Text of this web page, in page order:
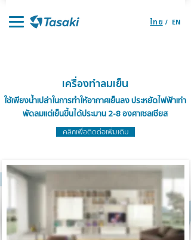
ไทย / EN
เครื่องทำลมเย็น
ใช้เพียงน้ำเปล่าในการทำให้อากาศเย็นลง ประหยัดไฟฟ้าเท่า
พัดลมแต่เย็นขึ้นได้ประมาน 2-8 องศาเซลเซียส
คลิกเพื่อติดต่อเพิ่มเติม